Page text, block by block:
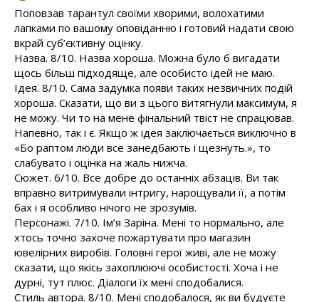
Поповзав тарантул своїми хворими, волохатими
лапками по вашому оповіданню і готовий надати свою
вкрай суб’єктивну оцінку.
Назва. 8/10. Назва хороша. Можна було б вигадати
щось більш підходяще, але особисто ідей не маю.
Ідея. 8/10. Сама задумка появи таких незвичних подій
хороша. Сказати, що ви з цього витягнули максимум, я
не можу. Чи то на мене фінальний твіст не спрацював.
Напевно, так і є. Якщо ж ідея заключається виключно в
«Бо раптом люди все занедбають і щезнуть.», то
слабувато і оцінка на жаль нижча.
Сюжет. 6/10. Все добре до останніх абзаців. Ви так
вправно витримували інтригу, нарощували її, а потім
бах і я особливо нічого не зрозумів.
Персонажі. 7/10. Ім’я Заріна. Мені то нормально, але
хтось точно захоче пожартувати про магазин
ювелірних виробів. Головні герої живі, але не можу
сказати, що якісь захоплюючі особистості. Хоча і не
дурні, тут плюс. Діалоги їх мені сподобалися.
Стиль автора. 8/10. Мені сподобалося, як ви будуєте